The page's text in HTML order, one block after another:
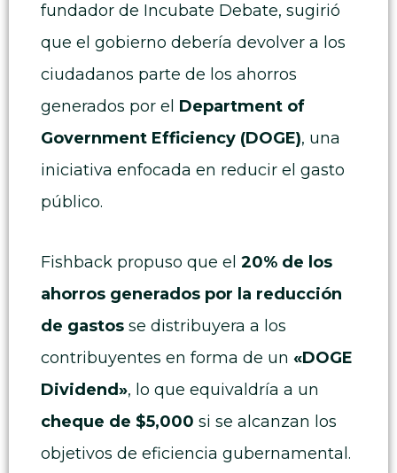
fundador de Incubate Debate, sugirió
que el gobierno debería devolver a los
ciudadanos parte de los ahorros
generados por el Department of
Government Efficiency (DOGE), una
iniciativa enfocada en reducir el gasto
público.
Fishback propuso que el 20% de los
ahorros generados por la reducción
de gastos se distribuyera a los
contribuyentes en forma de un «DOGE
Dividend», lo que equivaldría a un
cheque de $5,000 si se alcanzan los
objetivos de eficiencia gubernamental.